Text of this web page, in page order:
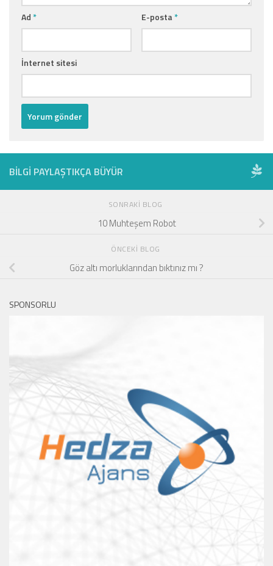
Ad* E-posta*
İnternet sitesi
BILGI PAYLAŞTIKÇA BÜYÜR
SONRAKI BLOG
10 Muhteşem Robot
ÖNCEKI BLOG
Göz altı morluklarından bıktınız mı ?
SPONSORLU